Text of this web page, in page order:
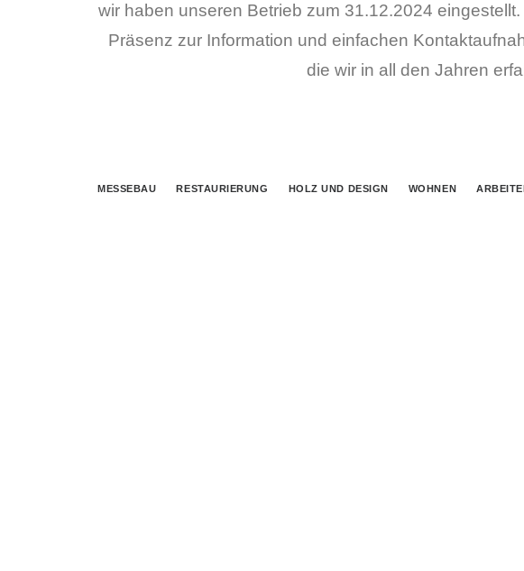
wir haben unseren Betrieb zum 31.12.2024
Präsenz zur Information und einfachen
die wir in all den Jahren
MESSEBAU RESTAURIERUNG HOLZ UND DESIGN WOHNEN